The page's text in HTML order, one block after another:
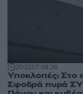
20:2207.08.26
Υποκλοπές: Στο
Σφοδρά πυρά